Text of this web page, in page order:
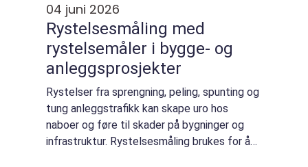
04 juni 2026
Rystelsesmåling med
rystelsemåler i bygge- og
anleggsprosjekter
Rystelser fra sprengning, peling, spunting og
tung anleggstrafikk kan skape uro hos
naboer og føre til skader på bygninger og
infrastruktur. Rystelsesmåling brukes for å